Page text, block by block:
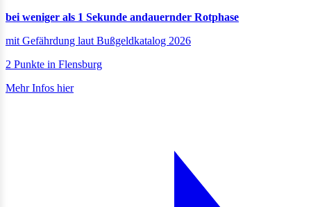
bei weniger als 1 Sekunde andauernder Rotphase
mit Gefährdung laut Bußgeldkatalog 2026
2 Punkte in Flensburg
Mehr Infos hier